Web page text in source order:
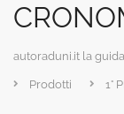
autoraduni.it la
Prodotti 1°